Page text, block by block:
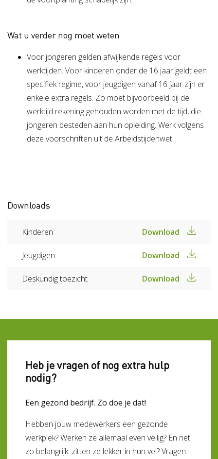
Wat u verder nog moet weten
Voor jongeren gelden afwijkende regels voor
werktijden. Voor kinderen onder de 16 jaar geldt een
specifiek regime, voor jeugdigen vanaf 16 jaar zijn er
enkele extra regels. Zo moet bijvoorbeeld bij de
werktijd rekening gehouden worden met de tijd, die
jongeren besteden aan hun opleiding. Werk volgens
deze voorschriften uit de Arbeidstijdenwet.
Downloads
Kinderen Download
Jeugdigen Download
Deskundig toezicht Download
Heb je vragen of nog extra hulp
nodig?
Een gezond bedrijf. Zo doe je dat!
Hebben jouw medewerkers een gezonde
werkplek? Werken ze allemaal even veilig? En net
zo belangrijk: zitten ze lekker in hun vel? Vragen